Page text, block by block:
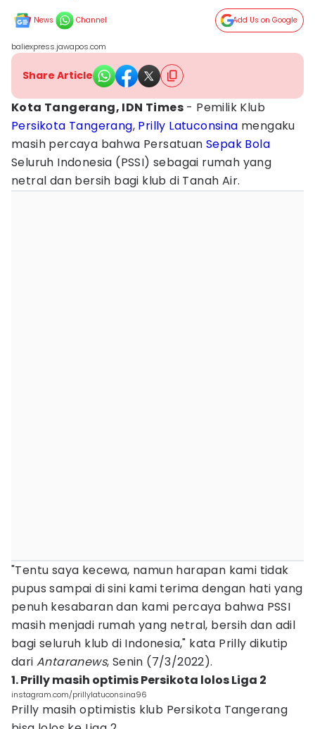
News Channel Add Us on Google
baliexpress.jawapos.com
Share Article
Kota Tangerang, IDN Times - Pemilik Klub
Persikota Tangerang, Prilly Latuconsina mengaku
masih percaya bahwa Persatuan Sepak Bola
Seluruh Indonesia (PSSI) sebagai rumah yang
netral dan bersih bagi klub di Tanah Air.
"Tentu saya kecewa, namun harapan kami tidak
pupus sampai di sini kami terima dengan hati yang
penuh kesabaran dan kami percaya bahwa PSSI
masih menjadi rumah yang netral, bersih dan adil
bagi seluruh klub di Indonesia," kata Prilly dikutip
dari Antaranews, Senin (7/3/2022).
1. Prilly masih optimis Persikota lolos Liga 2
instagram.com/prillylatuconsina96
Prilly masih optimistis klub Persikota Tangerang